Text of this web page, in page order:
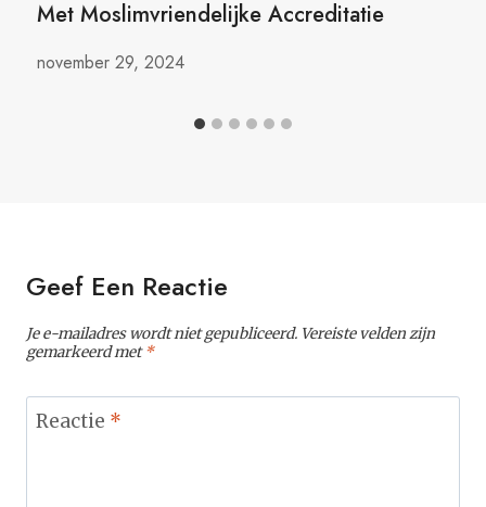
Met Moslimvriendelijke Accreditatie
november 29, 2024
Geef Een Reactie
Je e-mailadres wordt niet gepubliceerd. Vereiste velden zijn
gemarkeerd met*
Reactie *